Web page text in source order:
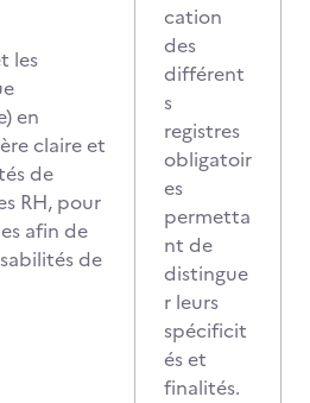
les
en
claire et
de
RH, pour
afin de
de
cation
des
différent
s
registres
obligatoir
es
permetta
nt de
distingue
r leurs
spécificit
és et
finalités.